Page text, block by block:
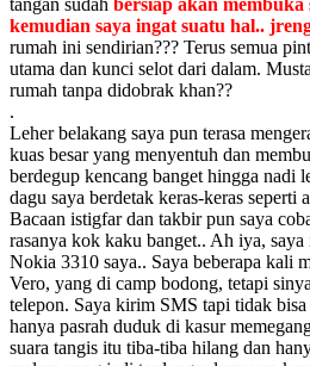
kemudian saya ingat suatu hal..
rumah ini sendirian??? Terus semua
utama dan kunci selot dari dalam.
rumah tanpa didobrak khan??
.
Leher belakang saya pun terasa
kuas besar yang menyentuh dan
berdegup kencang banget hingga nadi
dagu saya berdetak keras-keras seperti
Bacaan istigfar dan takbir pun saya
rasanya kok kaku banget.. Ah iya,
Nokia 3310 saya.. Saya beberapa kali
Vero, yang di camp bodong, tetapi
telepon. Saya kirim SMS tapi tidak
hanya pasrah duduk di kasur
suara tangis itu tiba-tiba hilang dan